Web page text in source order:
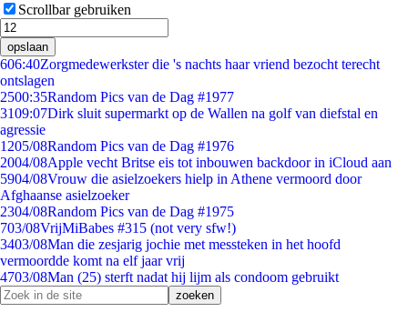
Scrollbar gebruiken
opslaan
606:40Zorgmedewerkster die 's nachts haar vriend bezocht terecht
ontslagen
2500:35Random Pics van de Dag #1977
3109:07Dirk sluit supermarkt op de Wallen na golf van diefstal en
agressie
1205/08Random Pics van de Dag #1976
2004/08Apple vecht Britse eis tot inbouwen backdoor in iCloud aan
5904/08Vrouw die asielzoekers hielp in Athene vermoord door
Afghaanse asielzoeker
2304/08Random Pics van de Dag #1975
703/08VrijMiBabes #315 (not very sfw!)
3403/08Man die zesjarig jochie met messteken in het hoofd
vermoordde komt na elf jaar vrij
4703/08Man (25) sterft nadat hij lijm als condoom gebruikt